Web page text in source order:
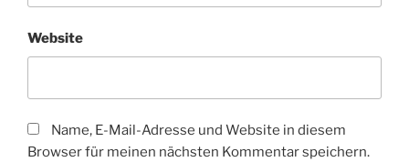
Website
Name, E-Mail-Adresse und Website in diesem
Browser für meinen nächsten Kommentar speichern.